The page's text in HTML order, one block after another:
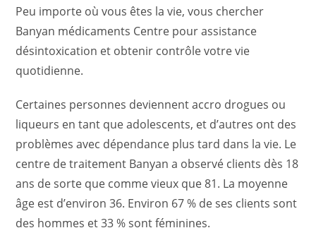
Peu importe où vous êtes la vie, vous chercher
Banyan médicaments Centre pour assistance
désintoxication et obtenir contrôle votre vie
quotidienne.
Certaines personnes deviennent accro drogues ou
liqueurs en tant que adolescents, et d’autres ont des
problèmes avec dépendance plus tard dans la vie. Le
centre de traitement Banyan a observé clients dès 18
ans de sorte que comme vieux que 81. La moyenne
âge est d’environ 36. Environ 67 % de ses clients sont
des hommes et 33 % sont féminines.